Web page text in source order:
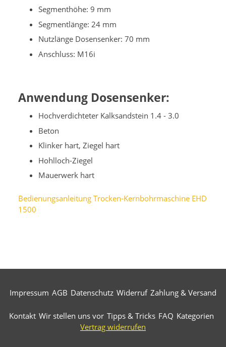
Segmenthöhe: 9 mm
Segmentlänge: 24 mm
Nutzlänge Dosensenker: 70 mm
Anschluss: M16i
Anwendung Dosensenker:
Hochverdichteter Kalksandstein 1.4 - 3.0
Beton
Klinker hart, Ziegel hart
Hohlloch-Ziegel
Mauerwerk hart
Bedienungsanleitung Trocken-Kernbohrmaschine EHD
1500
Impressum AGB Datenschutz Widerruf Zahlung & Versand
Kontakt Wir stellen uns vor Tipps & Tricks FAQ Kategorien
Vertrag widerrufen